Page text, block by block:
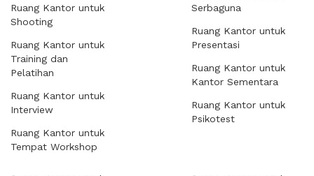
Ruang Kantor untuk
Shooting
Ruang Kantor untuk
Training dan
Pelatihan
Ruang Kantor untuk
Interview
Ruang Kantor untuk
Tempat Workshop
Serbaguna
Ruang Kantor untuk
Presentasi
Ruang Kantor untuk
Kantor Sementara
Ruang Kantor untuk
Psikotest